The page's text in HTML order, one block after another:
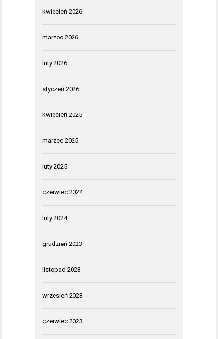
kwiecień 2026
marzec 2026
luty 2026
styczeń 2026
kwiecień 2025
marzec 2025
luty 2025
czerwiec 2024
luty 2024
grudzień 2023
listopad 2023
wrzesień 2023
czerwiec 2023